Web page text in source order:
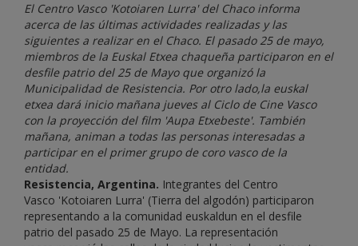
El Centro Vasco 'Kotoiaren Lurra' del Chaco informa
acerca de las últimas actividades realizadas y las
siguientes a realizar en el Chaco. El pasado 25 de mayo,
miembros de la Euskal Etxea chaqueña participaron en el
desfile patrio del 25 de Mayo que organizó la
Municipalidad de Resistencia. Por otro lado,la euskal
etxea dará inicio mañana jueves al Ciclo de Cine Vasco
con la proyección del film 'Aupa Etxebeste'. También
mañana, animan a todas las personas interesadas a
participar en el primer grupo de coro vasco de la
entidad.
Resistencia, Argentina. Integrantes del Centro
Vasco 'Kotoiaren Lurra' (Tierra del algodón) participaron
representando a la comunidad euskaldun en el desfile
patrio del pasado 25 de Mayo. La representación